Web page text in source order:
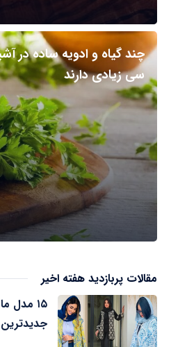
چند گیاه و ادویه ساده در
سی زیادی دارند
مقالات پربازدید هفته اخیر